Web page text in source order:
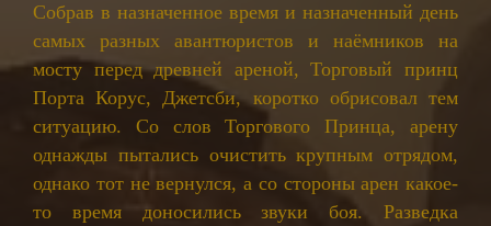
Собрав в назначенное время и назначенный день
самых разных авантюристов и наёмников на
мосту перед древней ареной, Торговый принц
Порта Корус, Джетсби, коротко обрисовал тем
ситуацию. Со слов Торгового Принца, арену
однажды пытались очистить крупным отрядом,
однако тот не вернулся, а со стороны арен какое-
то время доносились звуки боя. Разведка